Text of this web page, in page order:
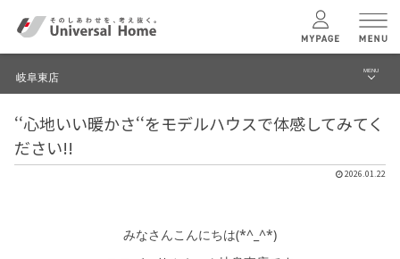
ユニバーサルホームの特長
テクノロジー
岐阜東店 MENU
ブログ
建築実例・事例
‘‘心地いい暖かさ‘‘をモデルハウスで体感してみてく
ださい!!
2026.01.22
みなさんこんにちは(*^_^*)